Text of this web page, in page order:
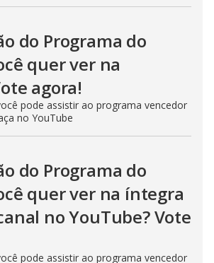
do Programa do
quer ver na
agora!
pode assistir ao programa vencedor
no YouTube
do Programa do
quer ver na íntegra
no YouTube? Vote
pode assistir ao programa vencedor